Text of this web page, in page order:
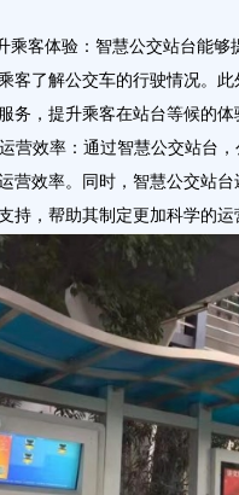
乘客体验：智慧公交站台能
客了解公交车的行驶情况。
务，提升乘客在站台等候的体
营效率：通过智慧公交站台
营效率。同时，智慧公交站
持，帮助其制定更加科学的运